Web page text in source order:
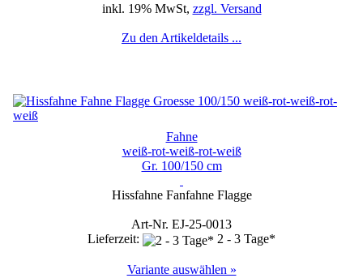
inkl. 19% MwSt, zzgl. Versand
Zu den Artikeldetails ...
Fahne
weiß-rot-weiß-rot-weiß
Gr. 100/150 cm
Hissfahne Fanfahne Flagge
Art-Nr. EJ-25-0013
Lieferzeit:
2 - 3 Tage*
Variante auswählen »